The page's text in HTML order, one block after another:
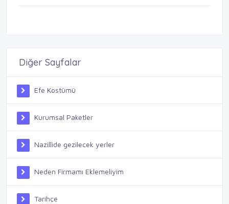
Diğer Sayfalar
Efe Kostümü
Kurumsal Paketler
Nazillide gezilecek yerler
Neden Firmamı Eklemeliyim
Tarihçe